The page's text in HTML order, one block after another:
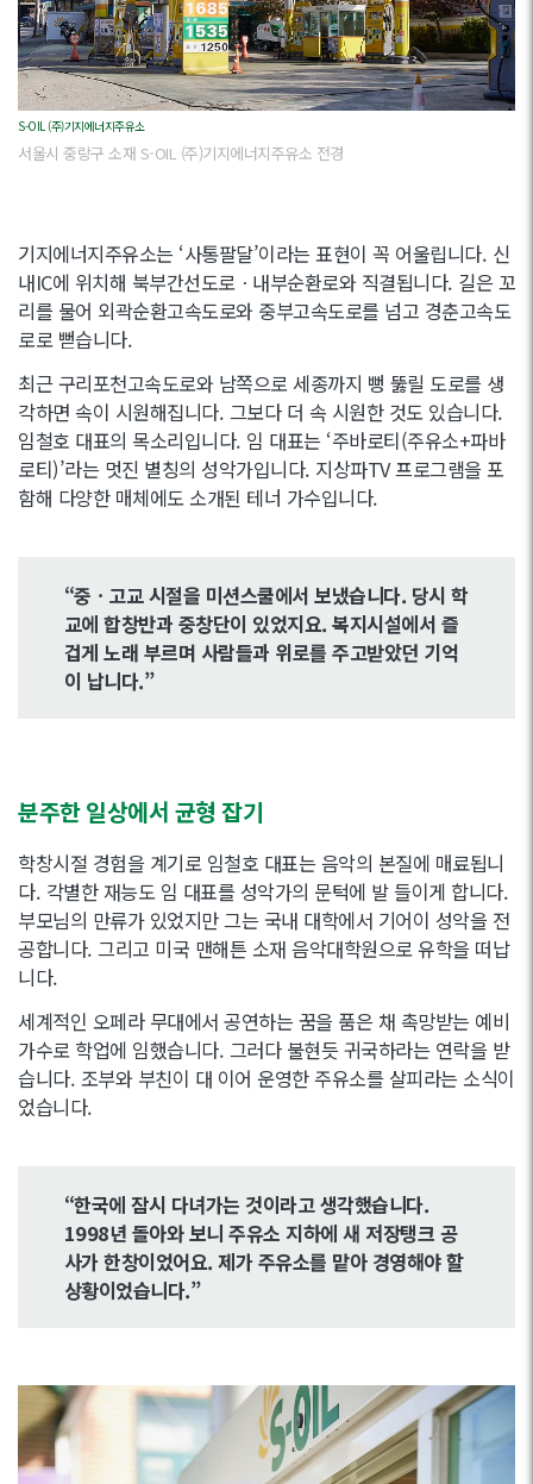
S-OIL (주)기지에너지주유소
서울시 중랑구 소재 S-OIL (주)기지에너지주유소 전경
기지에너지주유소는 ‘사통팔달’이라는 표현이 꼭 어울립니다. 신
내IC에 위치해 북부간선도로ㆍ내부순환로와 직결됩니다. 길은 꼬
리를 물어 외곽순환고속도로와 중부고속도로를 넘고 경춘고속도
로로 뻗습니다.
최근 구리포천고속도로와 남쪽으로 세종까지 뻥 뚫릴 도로를 생
각하면 속이 시원해집니다. 그보다 더 속 시원한 것도 있습니다.
임철호 대표의 목소리입니다. 임 대표는 ‘주바로티(주유소+파바
로티)’라는 멋진 별칭의 성악가입니다. 지상파TV 프로그램을 포
함해 다양한 매체에도 소개된 테너 가수입니다.
“중ㆍ고교 시절을 미션스쿨에서 보냈습니다. 당시 학
교에 합창반과 중창단이 있었지요. 복지시설에서 즐
겁게 노래 부르며 사람들과 위로를 주고받았던 기억
이 납니다.”
분주한 일상에서 균형 잡기
학창시절 경험을 계기로 임철호 대표는 음악의 본질에 매료됩니
다. 각별한 재능도 임 대표를 성악가의 문턱에 발 들이게 합니다.
부모님의 만류가 있었지만 그는 국내 대학에서 기어이 성악을 전
공합니다. 그리고 미국 맨해튼 소재 음악대학원으로 유학을 떠납
니다.
세계적인 오페라 무대에서 공연하는 꿈을 품은 채 촉망받는 예비
가수로 학업에 임했습니다. 그러다 불현듯 귀국하라는 연락을 받
습니다. 조부와 부친이 대 이어 운영한 주유소를 살피라는 소식이
었습니다.
“한국에 잠시 다녀가는 것이라고 생각했습니다.
1998년 돌아와 보니 주유소 지하에 새 저장탱크 공
사가 한창이었어요. 제가 주유소를 맡아 경영해야 할
상황이었습니다.”